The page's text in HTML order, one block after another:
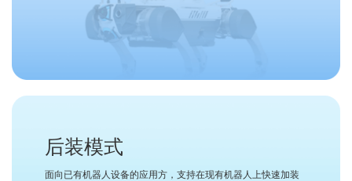
后装模式
面向已有机器人设备的应用方，支持在现有机器人上快速加装